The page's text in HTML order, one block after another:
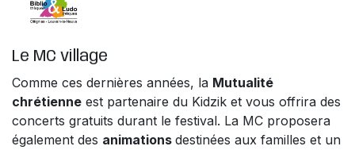
Le MC village
Comme ces dernières années, la Mutualité
chrétienne est partenaire du Kidzik et vous offrira des
concerts gratuits durant le festival. La MC proposera
également des animations destinées aux familles et un